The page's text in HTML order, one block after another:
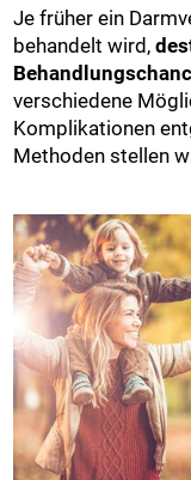
Je früher ein
behandelt wird,
verschiedene
Komplikationen
Methoden stellen